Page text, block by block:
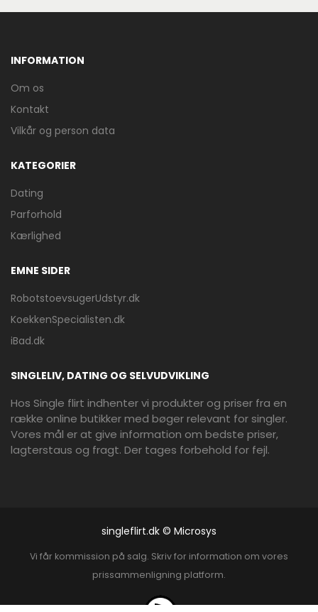
INFORMATION
Om os
Kontakt
Vilkår og person data
KATEGORIER
Dating
Parforhold
Kærlighed
EMNE SIDER
RobotstoevsugerUdstyr.dk
KoekkenSpecialisten.dk
iBad.dk
SINGLELIV, DATING OG SELVUDVIKLING
Hos Single flirt indhenter vi produkter og priser fra en
række online butikker med bøger relevant for singler.
Vores mål er at give information om bedste priser,
lagterstaus og fragt. Der tages forbehold for fejl.
singleflirt.dk © Microsys
Vi får kommission på salg. Skriv for information om vores
prissammenligning platform.